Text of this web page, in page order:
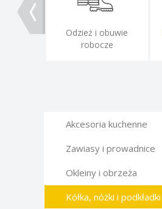
Odzież i obuwie
robocze
Akcesoria kuchenne
Zawiasy i prowadnice
Okleiny i obrzeża
Kółka, nóżki i podkładki